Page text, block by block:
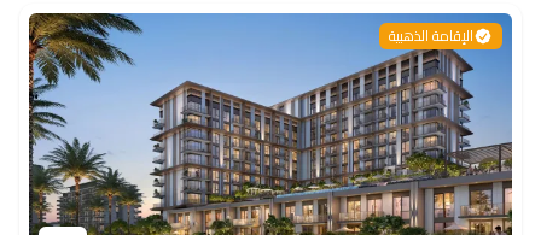
الإقامة الذهبية